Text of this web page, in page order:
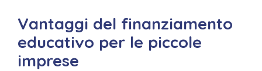
Vantaggi del finanziamento
educativo per le piccole
imprese